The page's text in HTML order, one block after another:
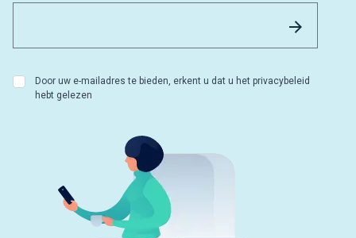
Door uw e-mailadres te bieden, erkent u dat u het privacybeleid
hebt gelezen